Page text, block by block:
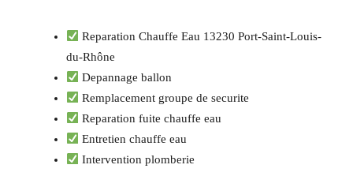
Reparation Chauffe Eau 13230 Port-Saint-Louis-
du-Rhône
Depannage ballon
Remplacement groupe de securite
Reparation fuite chauffe eau
Entretien chauffe eau
Intervention plomberie